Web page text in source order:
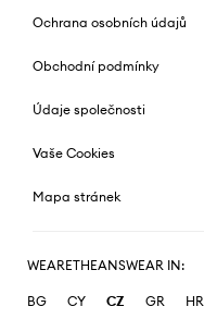
Ochrana osobních údajů
Obchodní podmínky
Údaje společnosti
Vaše Cookies
Mapa stránek
WEARETHEANSWEAR IN:
BG CY CZ GR HR